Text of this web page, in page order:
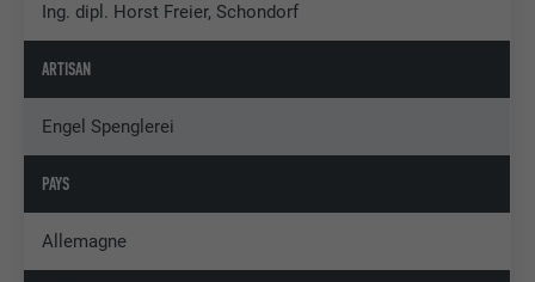
Ing. dipl. Horst Freier, Schondorf
ARTISAN
Engel Spenglerei
PAYS
Allemagne